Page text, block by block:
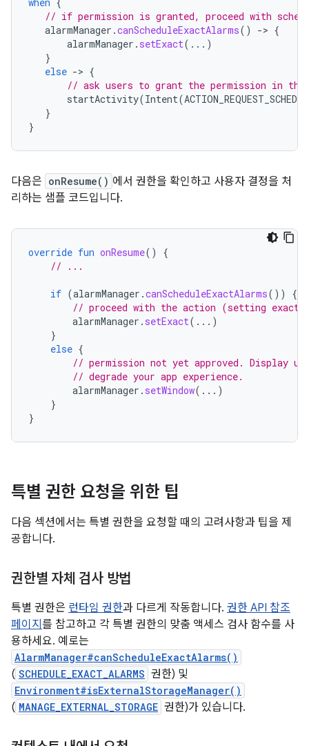
// if permission is granted, proceed with
alarmManager .canScheduleExactAlarms() -> {
alarmManager . setExact(...)
}
else -> {
// ask users to grant the permission in the
startActivity(Intent(
}
}
다음은 onResume() 에서 권한을 확인하고 사용자 결정을 처
리하는 샘플 코드입니다.
override fun onResume()
{
// ...
if (alarmManager .canScheduleExactAlarms())
{
// proceed with the action (setting exact
alarmManager . setExact(...)
}
else {
// permission not yet approved. Display
// degrade your app experience.
alarmManager . setWindow(...)
}
}
특별 권한 요청을 위한 팁
다음 섹션에서는 특별 권한을 요청할 때의 고려사항과 팁을 제
공합니다.
권한별 자체 검사 방법
특별 권한은 런타임 권한과 다르게 작동합니다. 권한 API 참조
페이지 를 참고하고 각 특별 권한의 맞춤 액세스 검사 함수를 사
용하세요. 예로는
AlarmManager#canScheduleExactAlarms()
( SCHEDULE_EXACT_ALARMS 권한) 및
Environment#isExternalStorageManager()
( MANAGE_EXTERNAL_STORAGE 권한)가 있습니다.